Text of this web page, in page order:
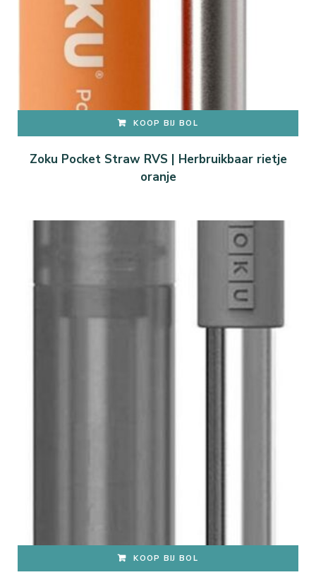
KOOP BIJ BOL
Zoku Pocket Straw RVS | Herbruikbaar rietje
oranje
KOOP BIJ BOL